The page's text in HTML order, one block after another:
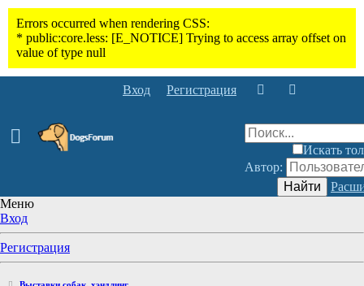
Вход Регистрация
Искать
Автор:
Найти
Меню
Вход
Регистрация